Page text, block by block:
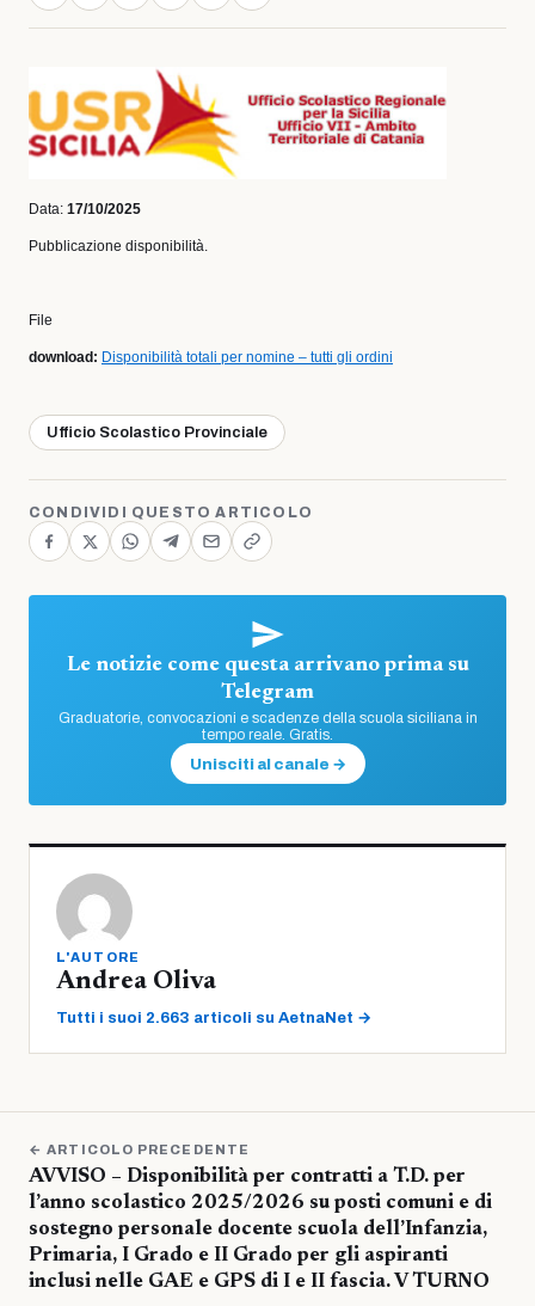
Data: 17/10/2025
Pubblicazione disponibilità.
File
download: Disponibilità totali per nomine – tutti gli ordini
Ufficio Scolastico Provinciale
CONDIVIDI QUESTO ARTICOLO
Le notizie come questa arrivano prima su
Telegram
Graduatorie, convocazioni e scadenze della scuola siciliana in
tempo reale. Gratis.
Unisciti al canale →
L'AUTORE
Andrea Oliva
Tutti i suoi 2.663 articoli su AetnaNet →
← ARTICOLO PRECEDENTE
AVVISO – Disponibilità per contratti a T.D. per
l’anno scolastico 2025/2026 su posti comuni e di
sostegno personale docente scuola dell’Infanzia,
Primaria, I Grado e II Grado per gli aspiranti
inclusi nelle GAE e GPS di I e II fascia. V TURNO